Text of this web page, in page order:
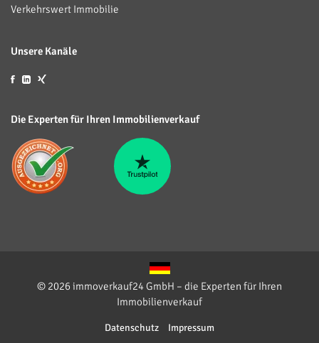
Verkehrswert Immobilie
Unsere Kanäle
Die Experten für Ihren Immobilienverkauf
© 2026 immoverkauf24 GmbH – die Experten für Ihren
Immobilienverkauf
Datenschutz Impressum